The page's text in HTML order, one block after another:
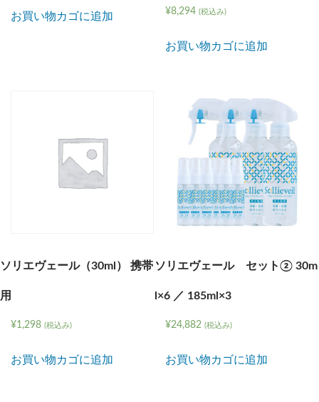
お買い物カゴに追加 ¥8,294 (税込み)
お買い物カゴに追加
ソリエヴェール（30ml） 携帯
用
¥1,298 (税込み)
お買い物カゴに追加
ソリエヴェール セット② 30m
l×6 ／ 185ml×3
¥24,882 (税込み)
お買い物カゴに追加